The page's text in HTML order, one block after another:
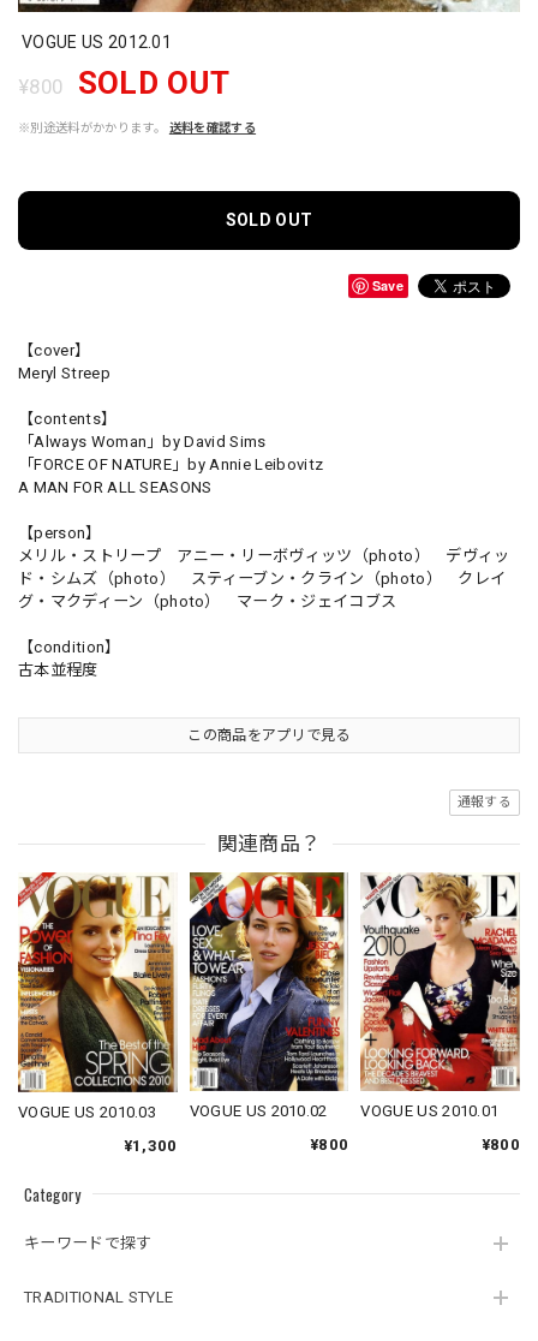
Category
キーワードで探す
TRADITIONAL STYLE
VOGUE US 2012.01
¥800 SOLD OUT
※別途送料がかかります。 送料を確認する
SOLD OUT
Save
【cover】
Meryl Streep
【contents】
「Always Woman」by David Sims
「FORCE OF NATURE」by Annie Leibovitz
A MAN FOR ALL SEASONS
【person】
メリル・ストリープ アニー・リーボヴィッツ（photo） デヴィッ
ド・シムズ（photo） スティーブン・クライン（photo） クレイ
グ・マクディーン（photo） マーク・ジェイコブス
【condition】
古本並程度
この商品をアプリで見る
通報する
関連商品？
VOGUE US 2010.03
¥1,300
VOGUE US 2010.02
¥800
VOGUE US 2010.01
¥800